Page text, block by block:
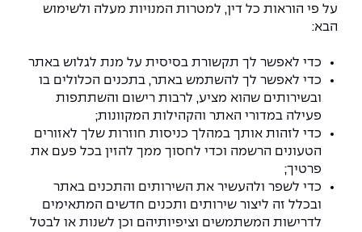
על פי הוראות כל דין, למטרות המנויות מעלה ולשימוש
הבא:
כדי לאפשר לך תקשורת בסיסית על מנת לגלוש באתר
כדי לאפשר לך להשתמש באתר, בתכנים הכלולים בו
ובשירותים שהוא מציע, לרבות רישום והשתתפות
פעילה במדורי האתר והקהילות המקוונות;
כדי לזהות אותך במהלך כניסות חוזרות שלך לאזורים
הטעונים הרשמה וכדי לחסוך ממך להזין בכל פעם את
פרטיך;
כדי לשפר ולהעשיר את השירותים והתכנים באתר
ובכלל זה ליצור שירותים ותכנים חדשים המתאימים
לדרישות המשתמשים וציפיותיהם וכן לשנות או לבטל